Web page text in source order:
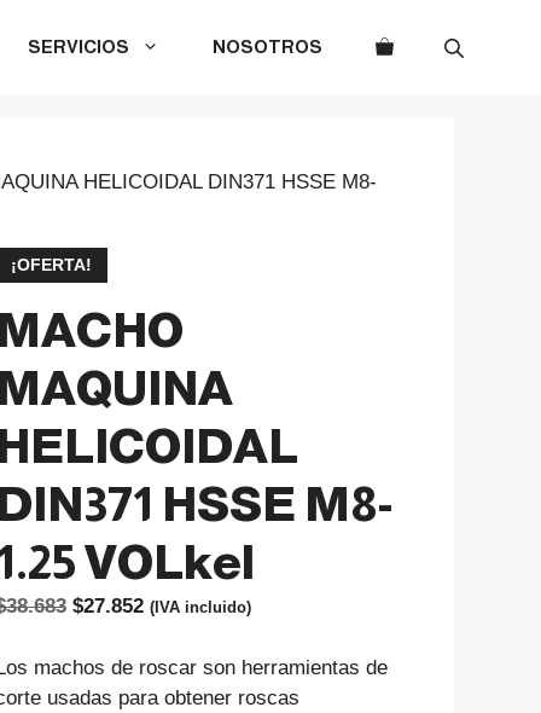
SERVICIOS NOSOTROS
HELICOIDAL DIN371 HSSE M8-
¡OFERTA!
MACHO
MAQUINA
HELICOIDAL
DIN371 HSSE M8-
VOLkel
38.683 El
original
era:
$27.852El
actual
es:
(IVA incluido)
machos de roscar son herramientas de
usadas para obtener roscas